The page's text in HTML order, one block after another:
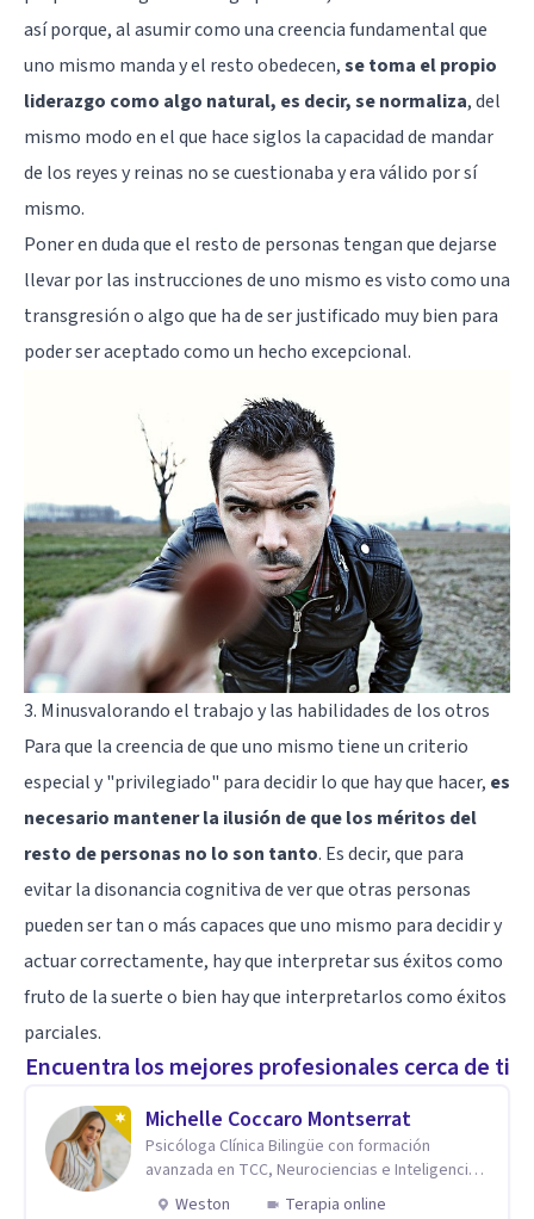
así porque, al asumir como una creencia fundamental que
uno mismo manda y el resto obedecen,se toma el propio
liderazgo como algo natural, es decir, se normaliza, del
mismo modo en el que hace siglos la capacidad de mandar
de los reyes y reinas no se cuestionaba y era válido por sí
mismo.
Poner en duda que el resto de personas tengan que dejarse
llevar por las instrucciones de uno mismo es visto como una
transgresión o algo que ha de ser justificado muy bien para
poder ser aceptado como un hecho excepcional.
3. Minusvalorando el trabajo y las habilidades de los otros
Para que la creencia de que uno mismo tiene un criterio
especial y "privilegiado" para decidir lo que hay que hacer, es
necesario mantener la ilusión de que los méritos del
resto de personas no lo son tanto. Es decir, que para
evitar ladisonancia cognitivade ver que otras personas
pueden ser tan o más capaces que uno mismo para decidir y
actuar correctamente, hay que interpretar sus éxitos como
fruto de la suerte o bien hay que interpretarlos como éxitos
parciales.
Encuentra los mejores profesionales cerca de ti
Michelle Coccaro Montserrat
Psicóloga Clínica Bilingüe con formación
avanzada en TCC, Neurociencias e Inteligencia
Emocional.
Weston Terapia online